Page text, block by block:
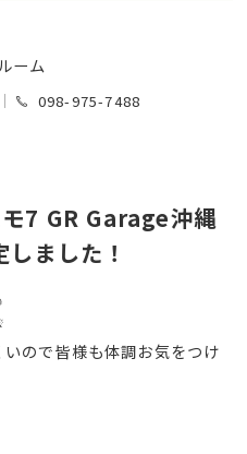
ーム
098-975-7488
7 GR Garage沖縄
ました！
ので皆様も体調お気をつけ